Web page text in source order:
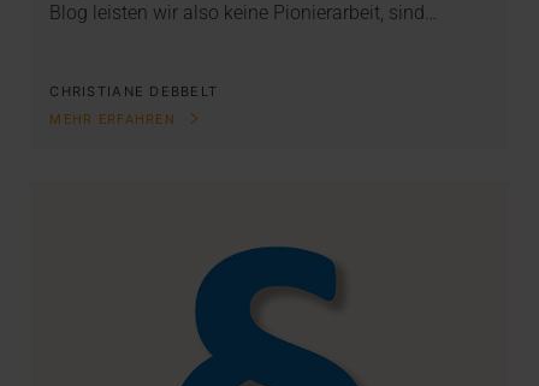
Blog leisten wir also keine Pionierarbeit, sind…
CHRISTIANE DEBBELT
MEHR ERFAHREN